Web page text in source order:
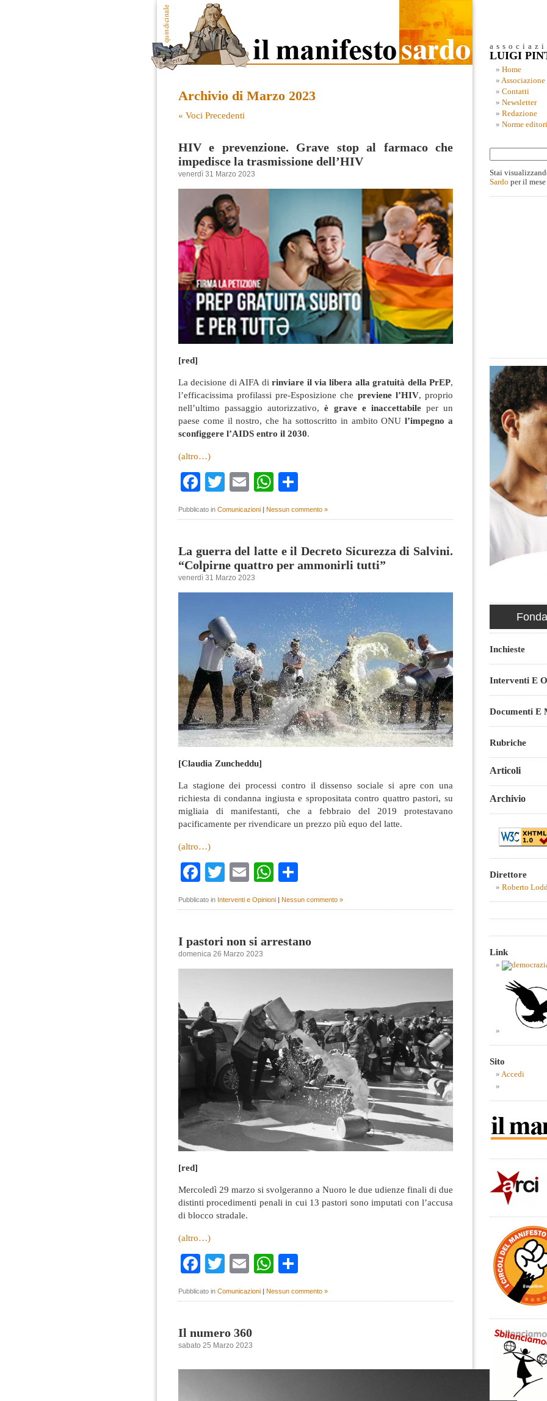
Archivio di Marzo 2023
« Voci Precedenti
HIV e prevenzione. Grave stop al farmaco che
impedisce la trasmissione dell’HIV
venerdì 31 Marzo 2023
[red]
La decisione di AIFA dirinviare il via libera alla gratuità della PrEP,
l’efficacissima profilassi pre-Esposizione che previene l’HIV, proprio
nell’ultimo passaggio autorizzativo,è grave e inaccettabileper un
paese come il nostro, che ha sottoscritto in ambito ONUl’impegno a
sconfiggere l’AIDS entro il 2030.
(altro…)
Facebook
TwitterEmailWhatsApp
Pubblicato in Comunicazioni | Nessun commento »
La guerra del latte e il Decreto Sicurezza di Salvini.
“Colpirne quattro per ammonirli tutti”
venerdì 31 Marzo 2023
[Claudia Zuncheddu]
La stagione dei processi contro il dissenso sociale si apre con una
richiesta di condanna ingiusta e spropositata contro quattro pastori, su
migliaia di manifestanti, che a febbraio del 2019 protestavano
pacificamente per rivendicare un prezzo più equo del latte.
(altro…)
Facebook
Twitter
EmailWhatsApp
Pubblicato in Interventi e Opinioni | Nessun commento »
I pastori non si arrestano
domenica 26 Marzo 2023
[red]
Mercoledì 29 marzo si svolgeranno a Nuoro le due udienze finali di due
distinti procedimenti penali in cui 13 pastori sono imputati con l’accusa
di blocco stradale.
(altro…)
Facebook
TwitterEmailWhatsApp
Pubblicato in Comunicazioni | Nessun commento »
Il numero 360
sabato 25 Marzo 2023
LUIGI
Home
Associazione
Contatti
Newsletter
Redazione
Norme
Stai
Sardo per il
Inchieste
Interventi E
Documenti E
Rubriche
Articoli
Archivio
Direttore
Roberto
Link
Sito
Accedi